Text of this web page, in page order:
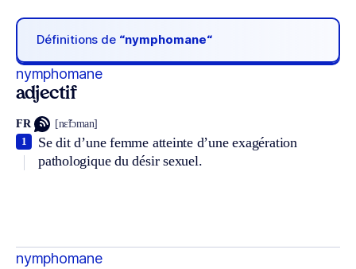
Définitions de “nymphomane“
nymphomane
adjectif
FR [nɛ̃fɔman]
Se dit d’une femme atteinte d’une exagération
pathologique du désir sexuel.
1
nymphomane